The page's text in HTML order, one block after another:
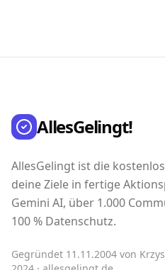
AllesGelingt!
AllesGelingt ist die
deine Ziele in fertige
Gemini AI, über 1.000
100 % Datenschutz.
Gegründet 11.11.2004 von